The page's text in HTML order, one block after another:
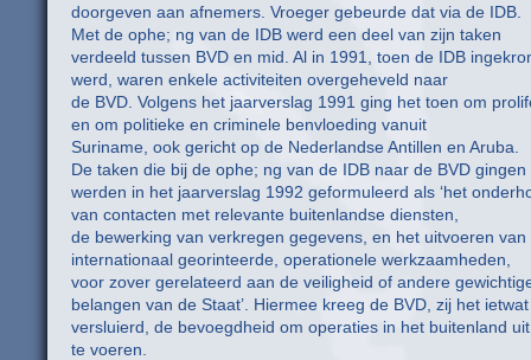
doorgeven aan afnemers. Vroeger gebeurde dat via de IDB.
Met de ophe; ng van de IDB werd een deel van zijn taken
verdeeld tussen BVD en mid. Al in 1991, toen de IDB
werd, waren enkele activiteiten overgeheveld naar
de BVD. Volgens het jaarverslag 1991 ging het toen om
en om politieke en criminele benvloeding vanuit
Suriname, ook gericht op de Nederlandse Antillen en Aruba.
De taken die bij de ophe; ng van de IDB naar de BVD gingen
werden in het jaarverslag 1992 geformuleerd als ‘het
van contacten met relevante buitenlandse diensten,
de bewerking van verkregen gegevens, en het uitvoeren van
internationaal georinteerde, operationele werkzaamheden,
voor zover gerelateerd aan de veiligheid of andere
belangen van de Staat’. Hiermee kreeg de BVD, zij het ietwat
versluierd, de bevoegdheid om operaties in het buitenland uit
te voeren.